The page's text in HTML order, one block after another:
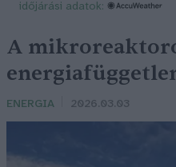
időjárási adatok:
A
ENERGIA 2026.03.03